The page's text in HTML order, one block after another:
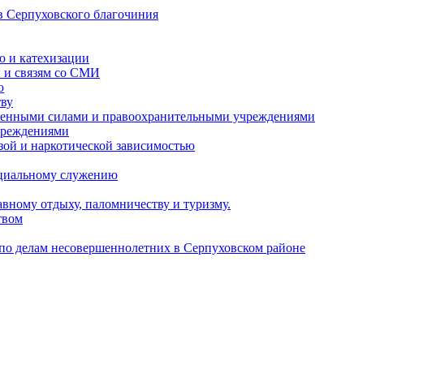
благочиния
и катехизации
и связям со СМИ
силами и правоохранительными учреждениями
и наркотической зависимостью
служению
отдыху, паломничеству и туризму.
делам несовершеннолетних в Серпуховском районе